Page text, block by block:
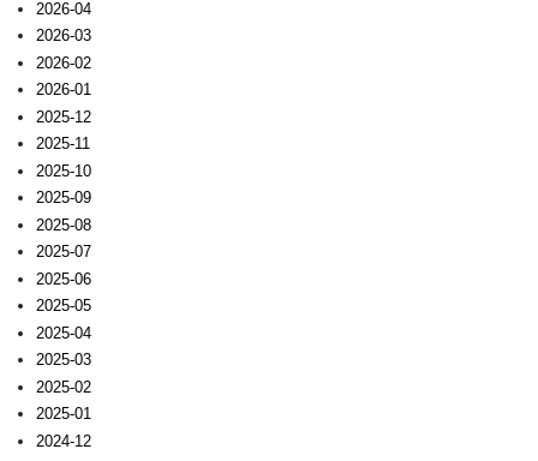
2026-04
2026-03
2026-02
2026-01
2025-12
2025-11
2025-10
2025-09
2025-08
2025-07
2025-06
2025-05
2025-04
2025-03
2025-02
2025-01
2024-12